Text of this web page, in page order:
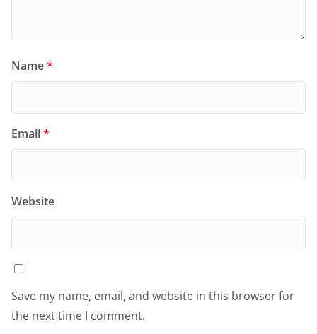
Name*
Email*
Website
Save my name, email, and website in this browser for
the next time I comment.